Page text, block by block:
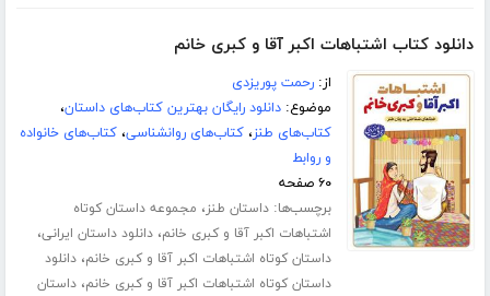
دانلود کتاب اشتباهات اکبر آقا و کبری خانم
از:رحمت پوریزدی
موضوع:دانلود رایگان بهترین کتاب‌های داستان،
کتاب‌های طنز،کتاب‌های روانشناسی،کتاب‌های خانواده
و روابط
۶۰ صفحه
برچسب‌ها:داستان طنز، مجموعه داستان کوتاه
اشتباهات اکبر آقا و کبری خانم،دانلود داستان ایرانی،
داستان کوتاه اشتباهات اکبر آقا و کبری خانم،دانلود
داستان کوتاه اشتباهات اکبر آقا و کبری خانم،داستان